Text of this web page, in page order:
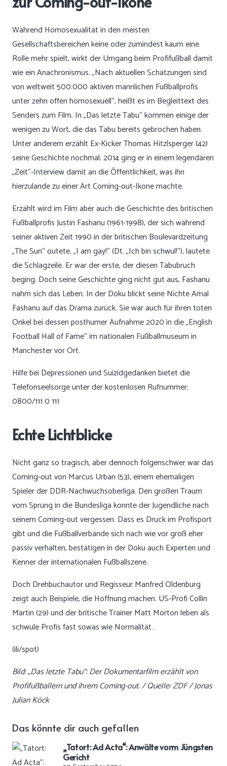
Während Homosexualität in den meisten
Gesellschaftsbereichen keine oder zumindest kaum eine
Rolle mehr spielt, wirkt der Umgang beim Profifußball damit
wie ein Anachronismus. „Nach aktuellen Schätzungen sind
von weltweit 500.000 aktiven männlichen Fußballprofis
unter zehn offen homosexuell“, heißt es im Begleittext des
Senders zum Film. In „Das letzte Tabu“ kommen einige der
wenigen zu Wort, die das Tabu bereits gebrochen haben.
Unter anderem erzählt Ex-Kicker Thomas Hitzlsperger (42)
seine Geschichte nochmal. 2014 ging er in einem legendären
„Zeit“-Interview damit an die Öffentlichkeit, was ihn
hierzulande zu einer Art Coming-out-Ikone machte.
Erzählt wird im Film aber auch die Geschichte des britischen
Fußballprofis Justin Fashanu (1961-1998), der sich während
seiner aktiven Zeit 1990 in der britischen Boulevardzeitung
„The Sun“ outete. „I am gay!“ (Dt. „Ich bin schwul!“), lautete
die Schlagzeile. Er war der erste, der diesen Tabubruch
beging. Doch seine Geschichte ging nicht gut aus, Fashanu
nahm sich das Leben. In der Doku blickt seine Nichte Amal
Fashanu auf das Drama zurück. Sie war auch für ihren toten
Onkel bei dessen posthumer Aufnahme 2020 in die „English
Football Hall of Fame“ im nationalen Fußballmuseum in
Manchester vor Ort.
Hilfe bei Depressionen und Suizidgedanken bietet die
Telefonseelsorge unter der kostenlosen Rufnummer:
0800/111 0 111
Echte Lichtblicke
Nicht ganz so tragisch, aber dennoch folgenschwer war das
Coming-out von Marcus Urban (53), einem ehemaligen
Spieler der DDR-Nachwuchsoberliga. Den großen Traum
vom Sprung in die Bundesliga konnte der Jugendliche nach
seinem Coming-out vergessen. Dass es Druck im Profisport
gibt und die Fußballverbände sich nach wie vor groß eher
passiv verhalten, bestätigen in der Doku auch Experten und
Kenner der internationalen Fußballszene.
Doch Drehbuchautor und Regisseur Manfred Oldenburg
zeigt auch Beispiele, die Hoffnung machen. US-Profi Collin
Martin (29) und der britische Trainer Matt Morton leben als
schwule Profis fast sowas wie Normalität…
(ili/spot)
Bild: „Das letzte Tabu“: Der Dokumentarfilm erzählt von
Profifußballern und ihrem Coming-out. / Quelle: ZDF / Jonas
Julian Köck
Das könnte dir auch gefallen
„Tatort: Ad Acta“: Anwälte vorm Jüngsten
Gericht